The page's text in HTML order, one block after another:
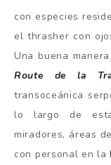
con especies
el thrasher con
Una buena
Route de la
transoceánica
lo largo de
miradores, áreas
con personal en la